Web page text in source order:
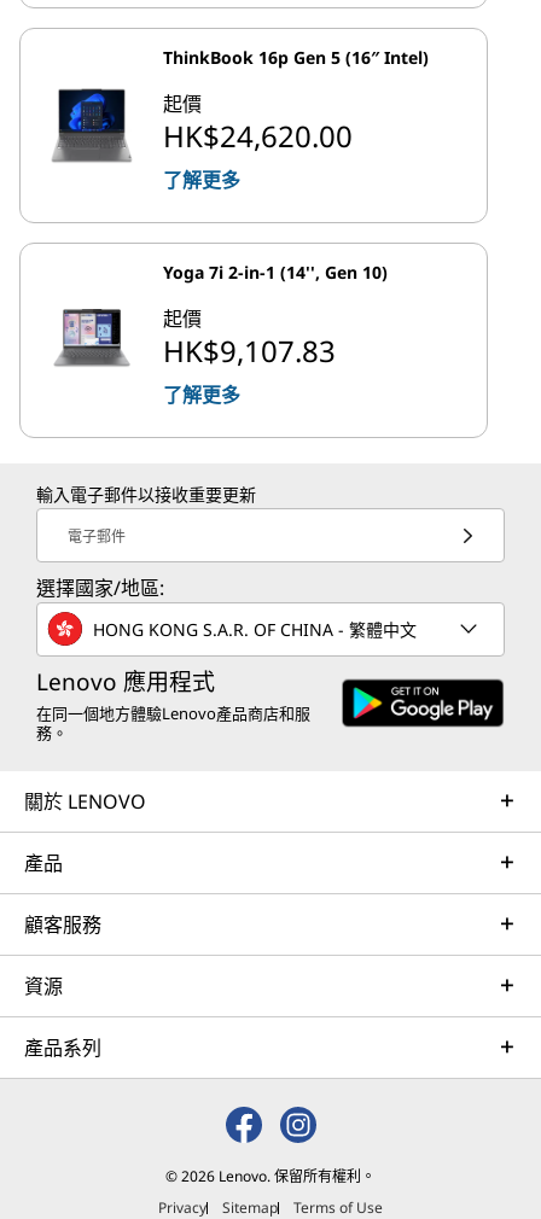
ThinkBook 16p Gen 5 (16″ Intel)
起價
HK$24,620.00
了解更多
Yoga 7i 2-in-1 (14'', Gen 10)
起價
HK$9,107.83
了解更多
輸入電子郵件以接收重要更新
電子郵件
選擇國家/地區:
HONG KONG S.A.R. OF CHINA - 繁體中文
Lenovo 應用程式
在同一個地方體驗Lenovo產品商店和服
務。
關於 LENOVO
產品
顧客服務
資源
產品系列
© 2026 Lenovo. 保留所有權利。
Privacy
Sitemap Terms of Use